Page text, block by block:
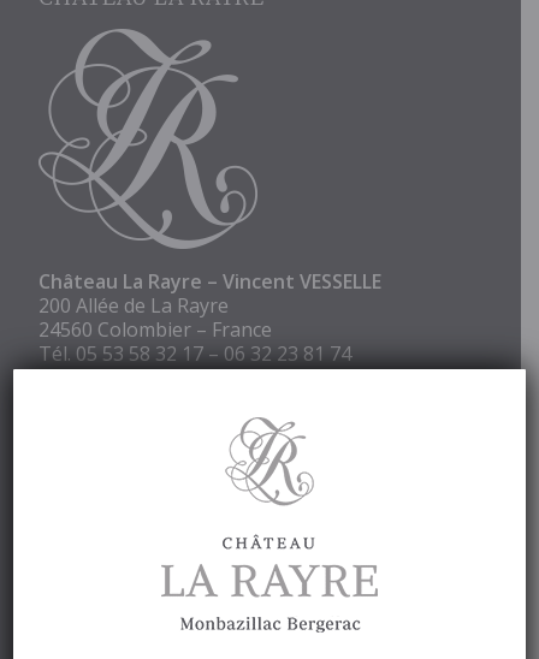
Château La Rayre – Vincent VESSELLE
200 Allée de La Rayre
24560 Colombier – France
Tél.05 53 58 32 17 –06 32 23 81 74
Email :vincent.vesselle@orange.fr
Toute l’année, sur rendez-vous
Vins de Monbazillac et de Bergerac Bio et Vegan